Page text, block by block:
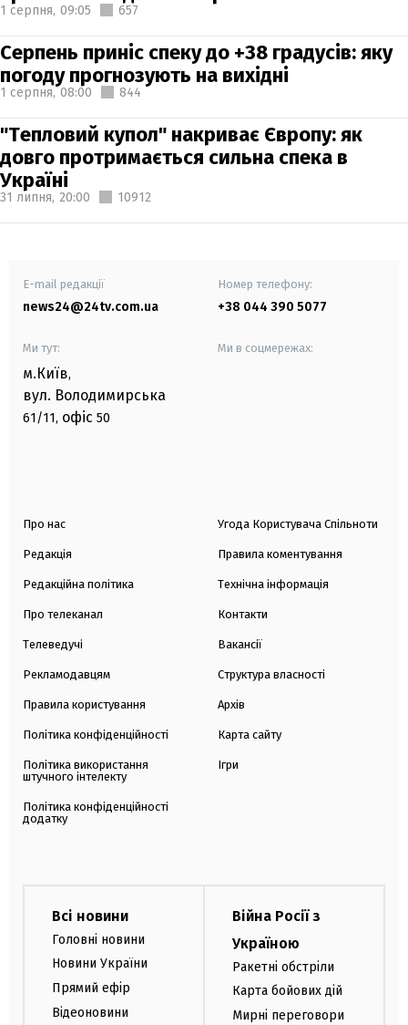
1 серпня, 09:05 657
Серпень приніс спеку до +38 градусів: яку
погоду прогнозують на вихідні
1 серпня, 08:00 844
"Тепловий купол" накриває Європу: як
довго протримається сильна спека в
Україні
31 липня, 20:00 10912
E-mail редакції
news24@24tv.com.ua
Номер телефону:
+38 044 390 5077
Ми тут:
м.Київ,
вул. Володимирська
61/11, офіс 50
Ми в соцмережах:
Про нас
Редакція
Редакційна політика
Про телеканал
Телеведучі
Рекламодавцям
Правила користування
Політика конфіденційності
Політика використання
штучного інтелекту
Політика конфіденційності
додатку
Угода Користувача Спільноти
Правила коментування
Технічна інформація
Контакти
Вакансії
Структура власності
Архів
Карта сайту
Ігри
Всі новини
Головні новини
Новини України
Прямий ефір
Відеоновини
Війна Росії з
Україною
Ракетні обстріли
Карта бойових дій
Мирні переговори